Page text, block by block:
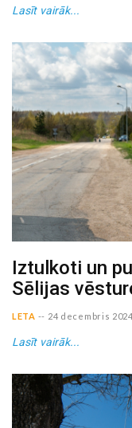
Lasīt vairāk...
Iztulkoti un
Sēlijas
LETA -- 24 decembris 2024
Lasīt vairāk...